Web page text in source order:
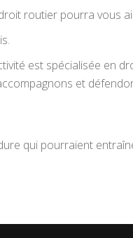
routier pourra vous
est spécialisée en
et
qui pourraient